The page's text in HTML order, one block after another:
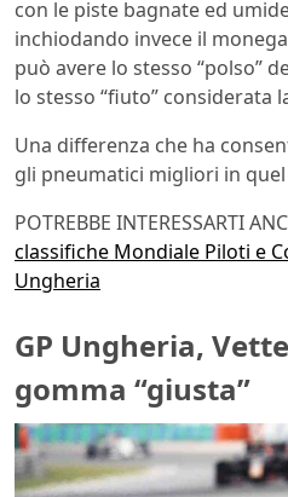
con le piste bagnate ed
inchiodando invece il
può avere lo stesso “polso”
lo stesso “fiuto” considerata
Una differenza che ha
gli pneumatici migliori in
POTREBBE INTERESSARTI
classifiche Mondiale Piloti e
Ungheria
GP Ungheria,
gomma “giusta”